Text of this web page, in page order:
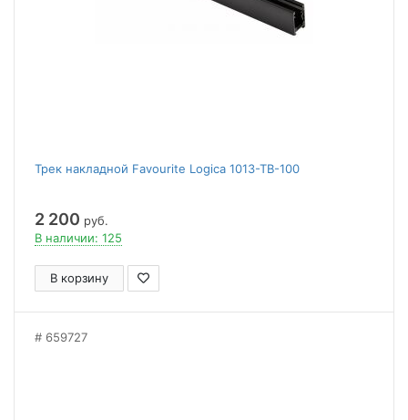
Трек накладной Favourite Logica 1013-TB-100
2 200 руб.
В наличии: 125
В корзину
659727